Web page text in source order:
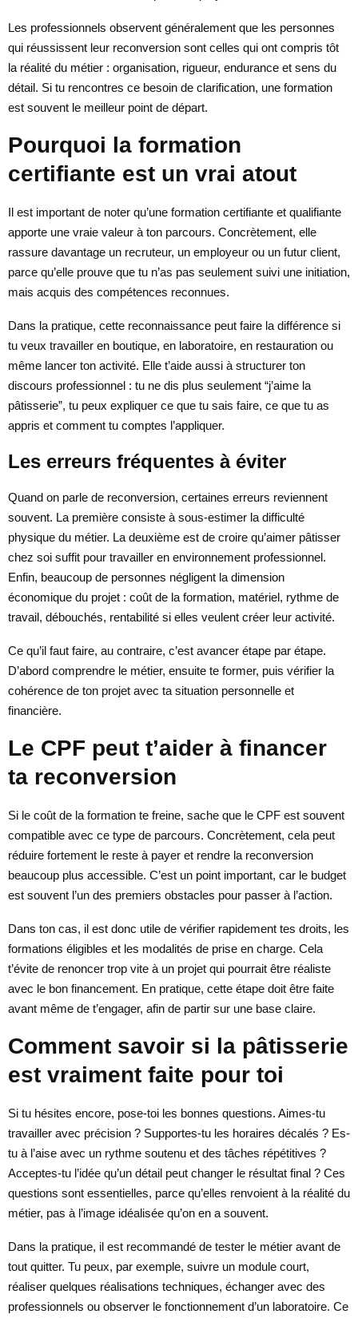
Les professionnels observent généralement que les personnes
qui réussissent leur reconversion sont celles qui ont compris tôt
la réalité du métier : organisation, rigueur, endurance et sens du
détail. Si tu rencontres ce besoin de clarification, une formation
est souvent le meilleur point de départ.
Pourquoi la formation
certifiante est un vrai atout
Il est important de noter qu’une formation certifiante et qualifiante
apporte une vraie valeur à ton parcours. Concrètement, elle
rassure davantage un recruteur, un employeur ou un futur client,
parce qu’elle prouve que tu n’as pas seulement suivi une initiation,
mais acquis des compétences reconnues.
Dans la pratique, cette reconnaissance peut faire la différence si
tu veux travailler en boutique, en laboratoire, en restauration ou
même lancer ton activité. Elle t’aide aussi à structurer ton
discours professionnel : tu ne dis plus seulement “j’aime la
pâtisserie”, tu peux expliquer ce que tu sais faire, ce que tu as
appris et comment tu comptes l’appliquer.
Les erreurs fréquentes à éviter
Quand on parle de reconversion, certaines erreurs reviennent
souvent. La première consiste à sous-estimer la difficulté
physique du métier. La deuxième est de croire qu’aimer pâtisser
chez soi suffit pour travailler en environnement professionnel.
Enfin, beaucoup de personnes négligent la dimension
économique du projet : coût de la formation, matériel, rythme de
travail, débouchés, rentabilité si elles veulent créer leur activité.
Ce qu’il faut faire, au contraire, c’est avancer étape par étape.
D’abord comprendre le métier, ensuite te former, puis vérifier la
cohérence de ton projet avec ta situation personnelle et
financière.
Le CPF peut t’aider à financer
ta reconversion
Si le coût de la formation te freine, sache que le CPF est souvent
compatible avec ce type de parcours. Concrètement, cela peut
réduire fortement le reste à payer et rendre la reconversion
beaucoup plus accessible. C’est un point important, car le budget
est souvent l’un des premiers obstacles pour passer à l’action.
Dans ton cas, il est donc utile de vérifier rapidement tes droits, les
formations éligibles et les modalités de prise en charge. Cela
t’évite de renoncer trop vite à un projet qui pourrait être réaliste
avec le bon financement. En pratique, cette étape doit être faite
avant même de t’engager, afin de partir sur une base claire.
Comment savoir si la pâtisserie
est vraiment faite pour toi
Si tu hésites encore, pose-toi les bonnes questions. Aimes-tu
travailler avec précision ? Supportes-tu les horaires décalés ? Es-
tu à l’aise avec un rythme soutenu et des tâches répétitives ?
Acceptes-tu l’idée qu’un détail peut changer le résultat final ? Ces
questions sont essentielles, parce qu’elles renvoient à la réalité du
métier, pas à l’image idéalisée qu’on en a souvent.
Dans la pratique, il est recommandé de tester le métier avant de
tout quitter. Tu peux, par exemple, suivre un module court,
réaliser quelques réalisations techniques, échanger avec des
professionnels ou observer le fonctionnement d’un laboratoire. Ce